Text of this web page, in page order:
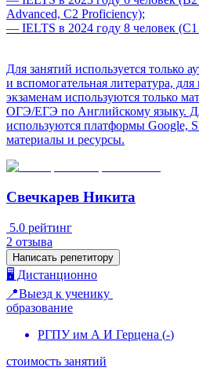
Advanced, C2 Proficiency);
— IELTS в 2024 году 8 человек
Для занятий используется только
и вспомогательная литература,
экзаменам используются только
ОГЭ/ЕГЭ по Английскому языку.
используются платформы Google,
материалы и ресурсы.
Свечкарев Никита
5.0 рейтинг
2 отзыва
Написать репетитору
🖥️ Дистанционно
📍Выезд к ученику
образование
РГПУ им А И Герцена (-)
стоимость занятий